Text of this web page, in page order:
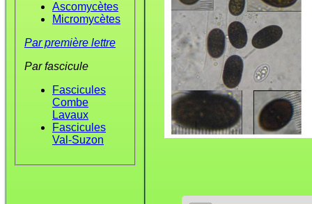
Ascomycètes
Micromycètes
Par première lettre
Par fascicule
Fascicules
Combe
Lavaux
Fascicules
Val-Suzon